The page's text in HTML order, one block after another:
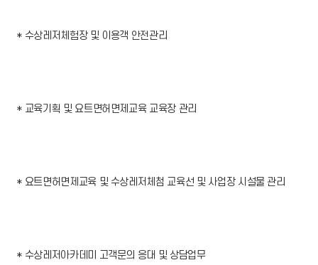
* 수상레저체험장 및 이용객 안전관리
* 교육기획 및 요트면허면제교육 교육장 관리
* 요트면허면제교육 및 수상레저체첨 교육선 및 사업장 시설물 관리
* 수상레저아카데미 고객문의 응대 및 상담업무